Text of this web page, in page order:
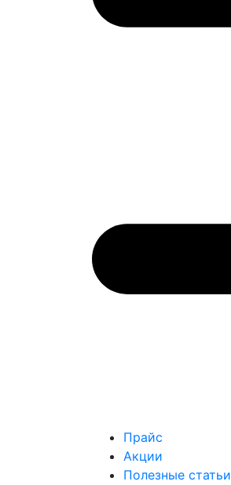
Прайс
Акции
Полезные статьи